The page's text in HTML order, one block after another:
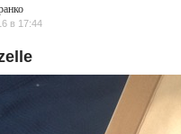
в 17:44